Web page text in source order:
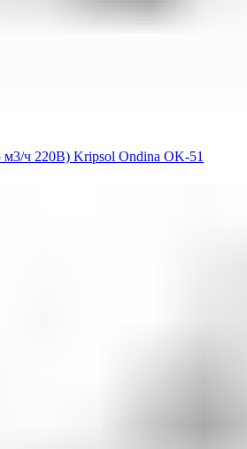
м3/ч 220В) Kripsol Ondina ОK-51